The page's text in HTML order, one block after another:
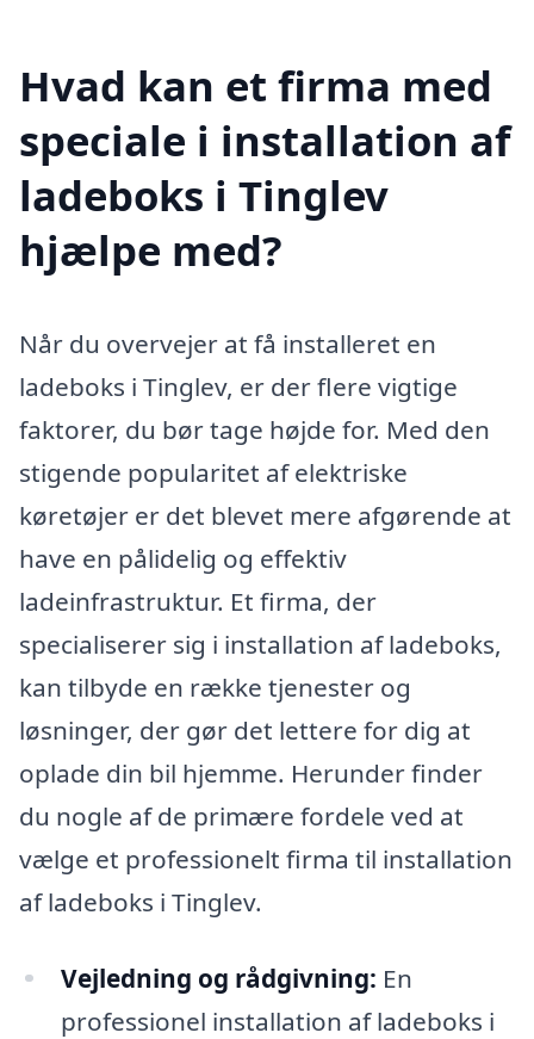
Hvad kan et firma med
speciale i installation af
ladeboks i Tinglev
hjælpe med?
Når du overvejer at få installeret en
ladeboks i Tinglev, er der flere vigtige
faktorer, du bør tage højde for. Med den
stigende popularitet af elektriske
køretøjer er det blevet mere afgørende at
have en pålidelig og effektiv
ladeinfrastruktur. Et firma, der
specialiserer sig i installation af ladeboks,
kan tilbyde en række tjenester og
løsninger, der gør det lettere for dig at
oplade din bil hjemme. Herunder finder
du nogle af de primære fordele ved at
vælge et professionelt firma til installation
af ladeboks i Tinglev.
Vejledning og rådgivning: En
professionel installation af ladeboks i